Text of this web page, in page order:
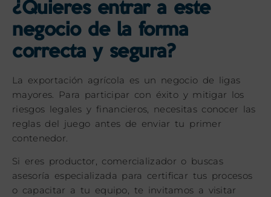
¿Quieres entrar a este
negocio de la forma
correcta y segura?
La exportación agrícola es un negocio de ligas
mayores. Para participar con éxito y mitigar los
riesgos legales y financieros, necesitas conocer las
reglas del juego antes de enviar tu primer
contenedor.
Si eres productor, comercializador o buscas
asesoría especializada para certificar tus procesos
o capacitar a tu equipo, te invitamos a visitar